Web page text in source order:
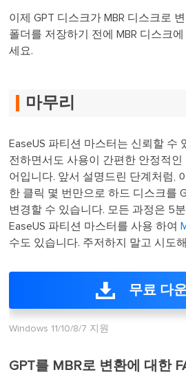
이제 GPT 디스크가 MBR 디스크로
폴더를 저장하기 전에 MBR 디스크
세요.
마무리
EaseUS 파티션 마스터는 신뢰할 수
전하면서도 사용이 간편한 안정적인
어입니다. 앞서 설명드린 단계처럼,
한 클릭 몇 번만으로 하드 디스크를
변경할 수 있습니다. 모든 과정은 5
EaseUS 파티션 마스터를 사용 하여
수도 있습니다. 주저하지 말고 시도
무료 다
Windows 11/10/8/7 지원
GPT를 MBR로 변환에 대한